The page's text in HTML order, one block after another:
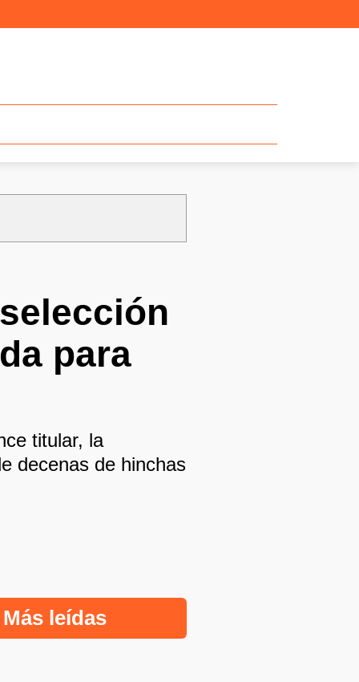
para
titular, la
decenas de hinchas
Más leídas